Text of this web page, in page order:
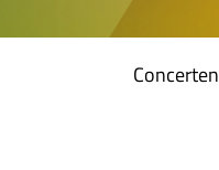
Concerten